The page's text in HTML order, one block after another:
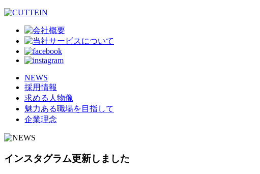
NEWS
採用情報
求める人物像
魅力ある職場を目指して
企業理念
インスタグラム更新しました